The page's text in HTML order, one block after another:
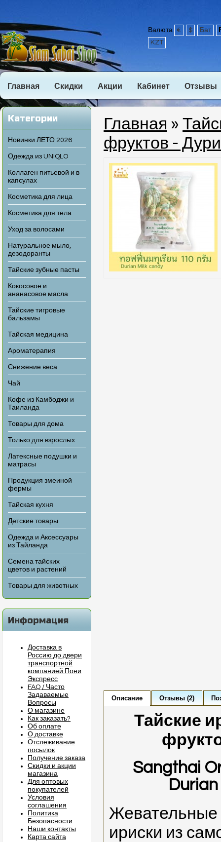
Валюта € $ Бат
KZT
Главная Скидки Акции Кабинет Отзывы
Категории
Новинки ЛЕТО 2026
Одежда из UNIQLO
Коллаген питьевой и в
капсулах
Косметика для лица
Косметика для тела
Уход за волосами
Натуральное мыло,
дезодоранты
Тайские зубные пасты
Кокосовое и
ананасовое масла
Тайские тигровые
бальзамы
Тайская медицина
Ароматерапия
Снижение веса
Чай
Кофе из Камбоджи и
Таиланда
Товары для дома
Только для взрослых
Латексные подушки и
матрасы
Продукция змеиной
фермы
Тайская кухня
Детские товары
Одежда и Аксессуары
из Тайланда
Семена тайских
цветов и растений
Товары для животных
Информация
Доставка в
Россию до двери
транспортной
компанией Пони
Экспресс
FAQ / Часто
Задаваемые
Вопросы
О магазине
Как заказать?
Об оплате
О доставке
Отслеживание
посылок
Получение заказа
Скидки и акции
магазина
Для оптовых
покупателей
Условия
соглашения
Политика
Безопасности
Наши контакты
Карта сайта
Главная »
фруктов -
Описание Отзывы (2)
Тайские
Sangthai
Жевательные
ириски из